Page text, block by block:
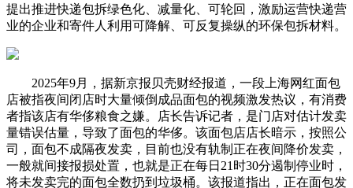
提出推进快递包拆绿色化、减量化、可轮回，激励运营快递营
业的企业和寄件人利用可降解、可反复操纵的环保包拆材料。
2025年9月，据新京报贝壳财经报道，一段上海网红面包
店被指夜间闭店时大量倾倒成品面包的视频激发热议，有消费
者指该店有华侈粮食之嫌。店长告诉记者，是门店对估计发卖
量错误估量，导致了面包的华侈。该面包店店长暗示，按照公
司，面包不成隔夜发卖，目前也没有轨制正在夜间降价发卖，
一般就间接报损处置，也就是正在每日21时30分遏制停业时，
将未发卖完的面包全数扔到垃圾桶。该报道指出，正在面包发